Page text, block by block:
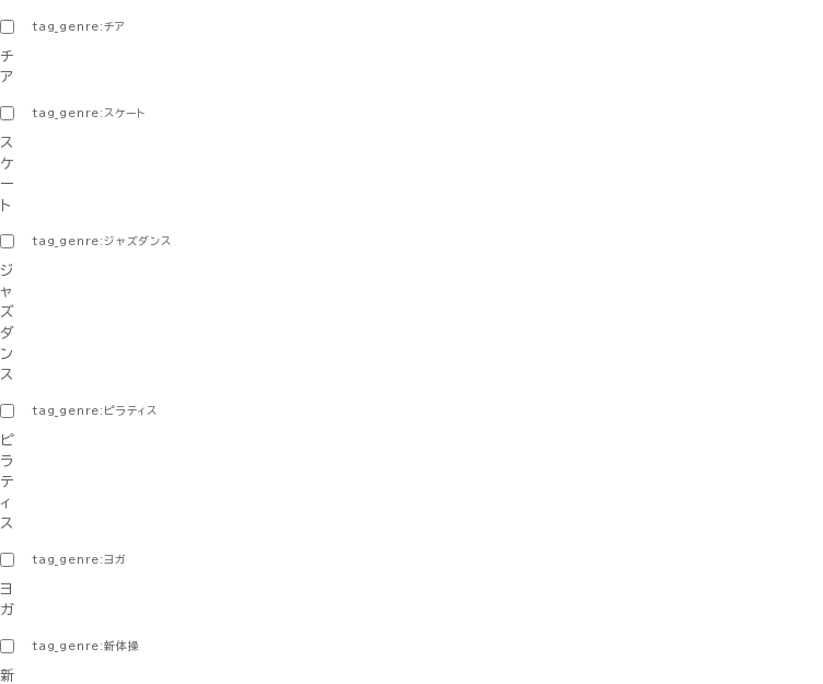
tag_genre:チア
チ
ア
tag_genre:スケート
ス
ケ
ー
ト
tag_genre:ジャズダンス
ジ
ャ
ズ
ダ
ン
ス
tag_genre:ピラティス
ピ
ラ
テ
ィ
ス
tag_genre:ヨガ
ヨ
ガ
tag_genre:新体操
新